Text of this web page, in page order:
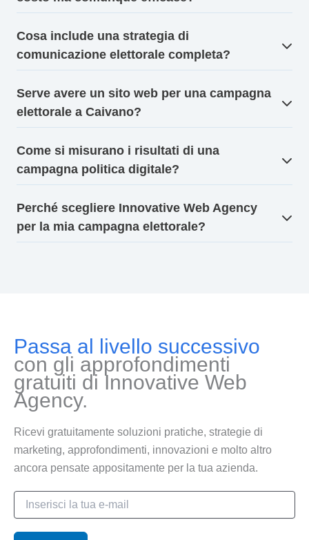
Cosa include una strategia di
comunicazione elettorale completa?
Serve avere un sito web per una campagna
elettorale a Caivano?
Come si misurano i risultati di una
campagna politica digitale?
Perché scegliere Innovative Web Agency
per la mia campagna elettorale?
Passa al livello successivo
con gli approfondimenti
gratuiti di Innovative Web
Agency.
Ricevi gratuitamente soluzioni pratiche, strategie di
marketing, approfondimenti, innovazioni e molto altro
ancora pensate appositamente per la tua azienda.